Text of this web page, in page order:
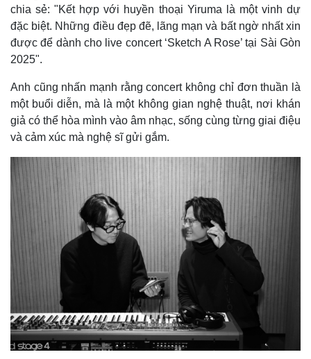
Bất động sản
Khởi nghiệp
Thị trường
Giá vàng
Tiêu dùng
chia sẻ: "Kết hợp với huyền thoại Yiruma là một vinh dự
đặc biệt. Những điều đẹp đẽ, lãng mạn và bất ngờ nhất xin
được để dành cho live concert ‘Sketch A Rose’ tại Sài Gòn
2025".
Anh cũng nhấn mạnh rằng concert không chỉ đơn thuần là
một buổi diễn, mà là một không gian nghệ thuật, nơi khán
giả có thể hòa mình vào âm nhạc, sống cùng từng giai điệu
và cảm xúc mà nghệ sĩ gửi gắm.